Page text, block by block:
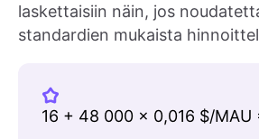
laskettaisiin näin, jos
standardien mukaista
16 + 48 000 × 0,016 $/MAU